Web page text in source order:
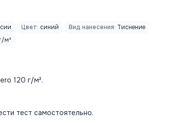
Цвет: синий Вид нанесения: Тиснение
м²
120 г/м².
тест самостоятельно.